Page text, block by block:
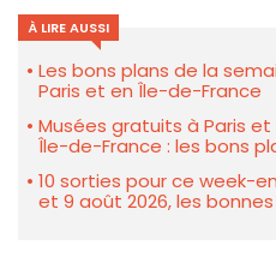
À LIRE AUSSI
Les bons plans de la
Paris et en Île-de-France
Musées gratuits à Paris
Île-de-France : les bons
10 sorties pour ce week-
et 9 août 2026, les